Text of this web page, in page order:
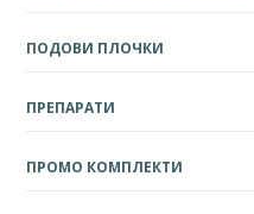
ПОДОВИ ПЛОЧКИ
ПРЕПАРАТИ
ПРОМО КОМПЛЕКТИ